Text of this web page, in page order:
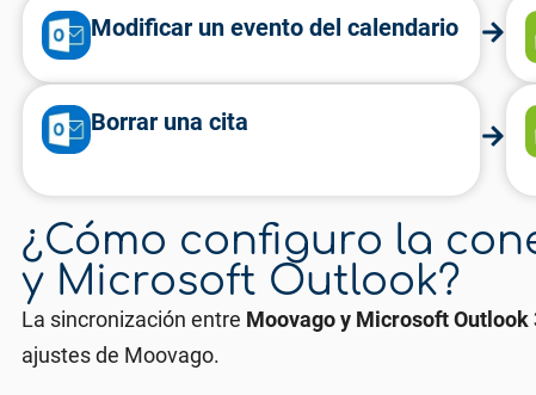
Modificar un evento del calendario
Borrar una cita
¿Cómo configuro la
y Microsoft Outlook?
La sincronización entre Moovago y Microsoft Outlook
ajustes de Moovago.